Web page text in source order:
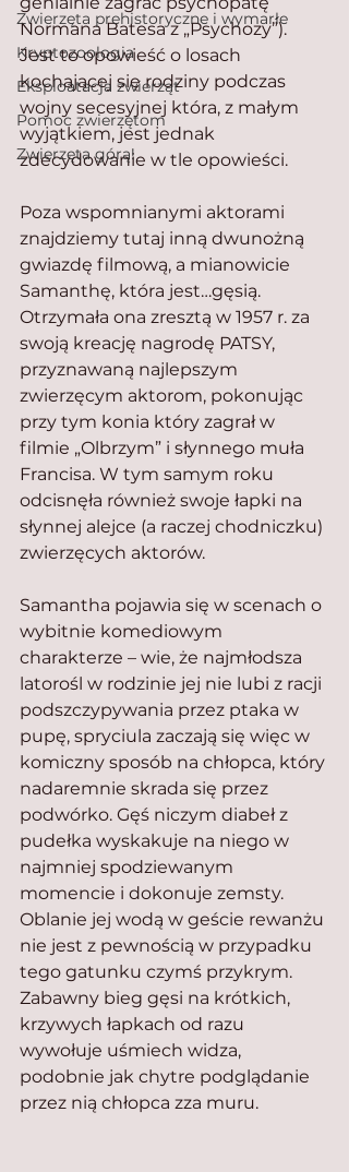
Zwierzęta prehistoryczne i wymarłe
Kryptozoologia
Eksploatacja zwierząt
Pomoc zwierzętom
Zwierzęta górą!
Normana Batesa z „Psychozy”).
Jest to opowieść o losach
kochającej się rodziny podczas
wojny secesyjnej która, z małym
wyjątkiem, jest jednak
zdecydowanie w tle opowieści.
Poza wspomnianymi aktorami
znajdziemy tutaj inną dwunożną
gwiazdę filmową, a mianowicie
Samanthę, która jest…gęsią.
Otrzymała ona zresztą w 1957 r. za
swoją kreację nagrodę PATSY,
przyznawaną najlepszym
zwierzęcym aktorom, pokonując
przy tym konia który zagrał w
filmie „Olbrzym” i słynnego muła
Francisa. W tym samym roku
odcisnęła również swoje łapki na
słynnej alejce (a raczej chodniczku)
zwierzęcych aktorów.
Samantha pojawia się w scenach o
wybitnie komediowym
charakterze – wie, że najmłodsza
latorośl w rodzinie jej nie lubi z racji
podszczypywania przez ptaka w
pupę, spryciula zaczają się więc w
komiczny sposób na chłopca, który
nadaremnie skrada się przez
podwórko. Gęś niczym diabeł z
pudełka wyskakuje na niego w
najmniej spodziewanym
momencie i dokonuje zemsty.
Oblanie jej wodą w geście rewanżu
nie jest z pewnością w przypadku
tego gatunku czymś przykrym.
Zabawny bieg gęsi na krótkich,
krzywych łapkach od razu
wywołuje uśmiech widza,
podobnie jak chytre podglądanie
przez nią chłopca zza muru.